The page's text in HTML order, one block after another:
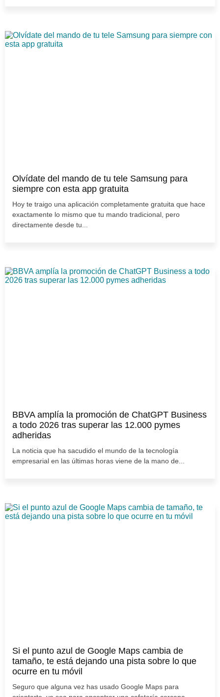
Olvídate del mando de tu tele Samsung para
siempre con esta app gratuita
Hoy te traigo una aplicación completamente gratuita que hace
exactamente lo mismo que tu mando tradicional, pero
directamente desde tu...
BBVA amplía la promoción de ChatGPT Business
a todo 2026 tras superar las 12.000 pymes
adheridas
La noticia que ha sacudido el mundo de la tecnología
empresarial en las últimas horas viene de la mano de...
Si el punto azul de Google Maps cambia de
tamaño, te está dejando una pista sobre lo que
ocurre en tu móvil
Seguro que alguna vez has usado Google Maps para